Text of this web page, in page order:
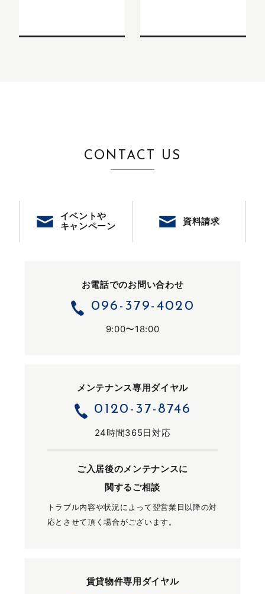
CONTACT US
イベントや
キャンペーン
資料請求
お電話でのお問い合わせ
096-379-4020
9:00〜18:00
メンテナンス専用ダイヤル
0120-37-8746
24時間365日対応
ご入居後のメンテナンスに
関するご相談
トラブル内容や状況によって翌営業日以降の対
応とさせて頂く場合がございます。
賃貸物件専用ダイヤル